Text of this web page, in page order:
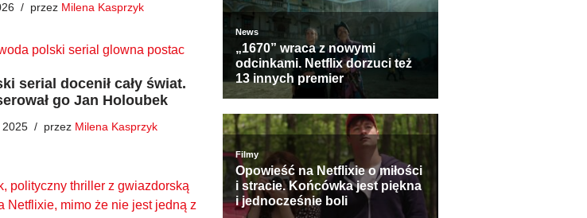
przez Milena Kasprzyk
serial docenił cały świat.
go Jan Holoubek
2025 przez Milena Kasprzyk